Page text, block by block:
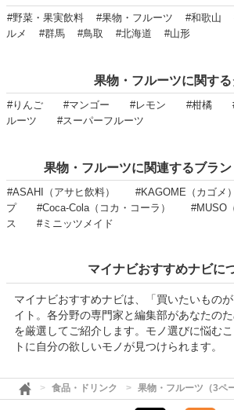
#野菜・果実飲料 #果物・フルーツ #和歌山
ルメ
#群馬 #鳥取 #北海道 #山形
果物・フルーツに関す
#りんご #マンゴー #レモン #柑橘
ルーツ
#スーパーフルーツ
果物・フルーツに関連するブラ
#ASAHI（アサヒ飲料） #KAGOME（カゴメ）
プ
#Coca-Cola（コカ・コーラ） #MUSO
ス
#ミニッツメイド
マイナビおすすめナビに
マイナビおすすめナビは、「買いたいもの
イト。各分野の専門家と編集部があなたの
を厳選してご紹介します。モノ選びに悩む
トに自分の欲しいモノが見つけられます。
食品・ドリンク 果物・フルーツ（3ペ